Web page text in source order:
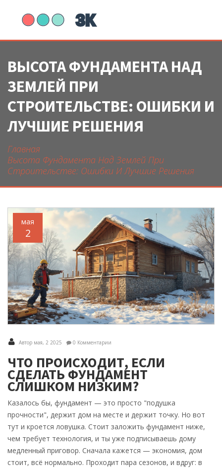
ВЫСОТА ФУНДАМЕНТА НАД
ЗЕМЛЕЙ ПРИ
СТРОИТЕЛЬСТВЕ: ОШИБКИ И
ЛУЧШИЕ РЕШЕНИЯ
Главная
Высота Фундамента Над Землей При
Строительстве: Ошибки И Лучшие Решения
мая
2
Автор мая, 2 2025 0 Комментарии
ЧТО ПРОИСХОДИТ, ЕСЛИ
СДЕЛАТЬ ФУНДАМЕНТ
СЛИШКОМ НИЗКИМ?
Казалось бы, фундамент — это просто "подушка
прочности", держит дом на месте и держит точку. Но вот
тут и кроется ловушка. Стоит заложить фундамент ниже,
чем требует технология, и ты уже подписываешь дому
медленный приговор. Сначала кажется — экономия, дом
стоит, всё нормально. Проходит пара сезонов, и вдруг: в